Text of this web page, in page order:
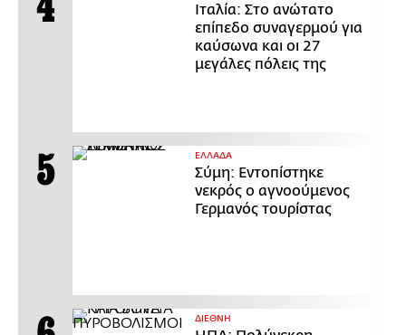
Ιταλία: Στο ανώτατο
επίπεδο συναγερμού για
καύσωνα και οι 27
μεγάλες πόλεις της
ΕΛΛΑΔΑ
Σύμη: Εντοπίστηκε
νεκρός ο αγνοούμενος
Γερμανός τουρίστας
ΔΙΕΘΝΗ